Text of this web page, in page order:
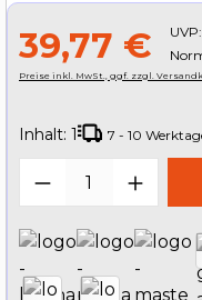
39,77 € UVP:
Preise inkl. MwSt., ggf. zzgl.
Inhalt: 1 7 - 10
Produkt